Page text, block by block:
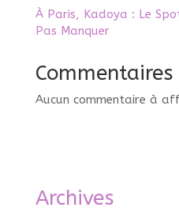
À Paris, Kadoya : Le
Pas Manquer
Commentaires
Aucun commentaire à
Archives